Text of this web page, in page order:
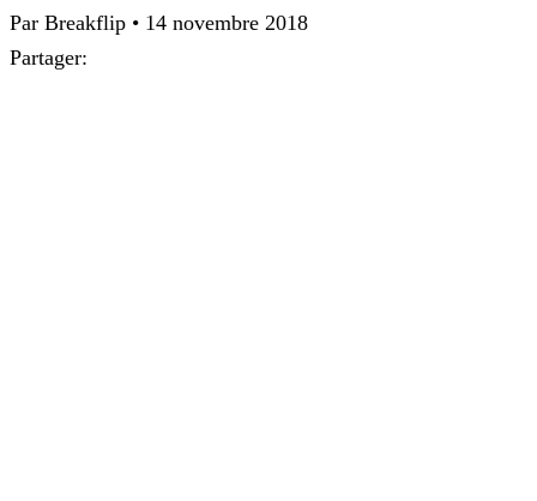
Par Breakflip • 14 novembre 2018
Partager: